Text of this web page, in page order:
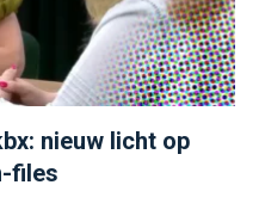
nieuw licht op
files